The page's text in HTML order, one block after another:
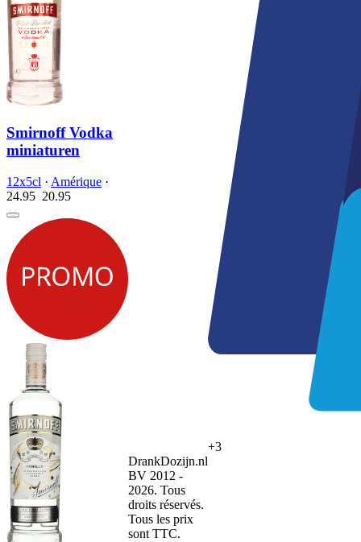
Smirnoff Vodka
miniaturen
12x5cl · Amérique ·
24.95 20.95
+3
DrankDozijn.nl
BV 2012 -
2026. Tous
droits réservés.
Tous les prix
sont TTC.